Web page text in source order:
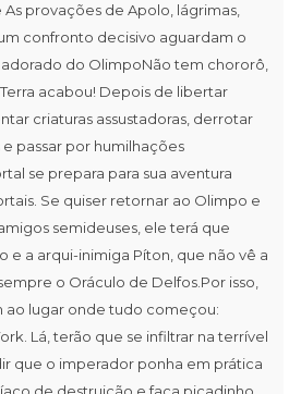
provações de Apolo, lágrimas,
confronto decisivo aguardam o
do OlimpoNão tem chororô,
acabou! Depois de libertar
criaturas assustadoras, derrotar
passar por humilhações
se prepara para sua aventura
Se quiser retornar ao Olimpo e
semideuses, ele terá que
e a arqui-inimiga Píton, que não vê a
o Oráculo de Delfos.Por isso,
ao lugar onde tudo começou:
Lá, terão que se infiltrar na terrível
que o imperador ponha em prática
de destruição e faça picadinho